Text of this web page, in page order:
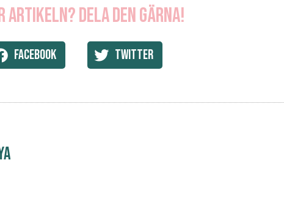
artikeln? Dela den gärna!
Facebook Twitter